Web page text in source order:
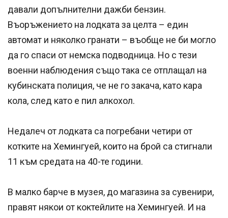
давали допълнителни дажби бензин.
Въоръжението на лодката за целта – един
автомат и няколко гранати – въобще не би могло
да го спаси от немска подводница. Но с тези
военни наблюдения също така се отплащал на
кубинската полиция, че не го закача, като кара
кола, след като е пил алкохол.
Недалеч от лодката са погребани четири от
котките на Хемингуей, които на брой са стигнали
11 към средата на 40-те години.
В малко барче в музея, до магазина за сувенири,
правят някои от коктейлите на Хемингуей. И на